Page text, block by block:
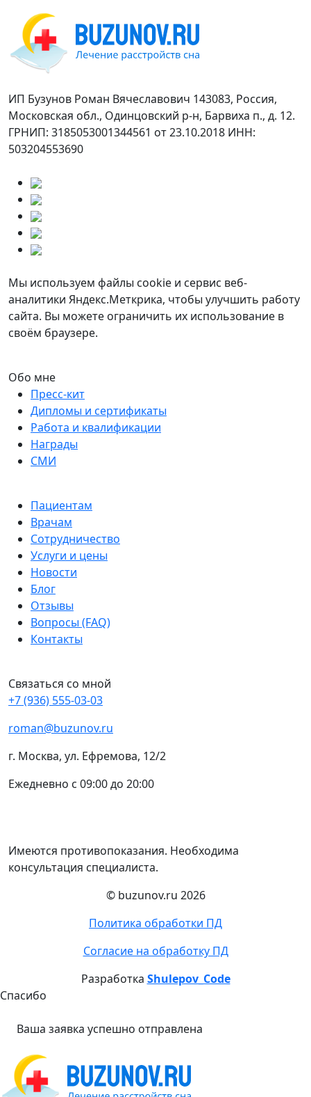
ИП Бузунов Роман Вячеславович 143083, Россия,
Московская обл., Одинцовский р-н, Барвиха п., д. 12.
ГРНИП: 3185053001344561 от 23.10.2018 ИНН:
503204553690
Мы используем файлы cookie и сервис веб-
аналитики Яндекс.Меткрика, чтобы улучшить работу
сайта. Вы можете ограничить их использование в
своём браузере.
Обо мне
Пресс-кит
Дипломы и сертификаты
Работа и квалификации
Награды
СМИ
Пациентам
Врачам
Сотрудничество
Услуги и цены
Новости
Блог
Отзывы
Вопросы (FAQ)
Контакты
Связаться со мной
+7 (936) 555-03-03
roman@buzunov.ru
г. Москва, ул. Ефремова, 12/2
Ежедневно с 09:00 до 20:00
Имеются противопоказания. Необходима
консультация специалиста.
© buzunov.ru 2026
Политика обработки ПД
Согласие на обработку ПД
Разработка Shulepov_Code
Спасибо
Ваша заявка успешно отправлена